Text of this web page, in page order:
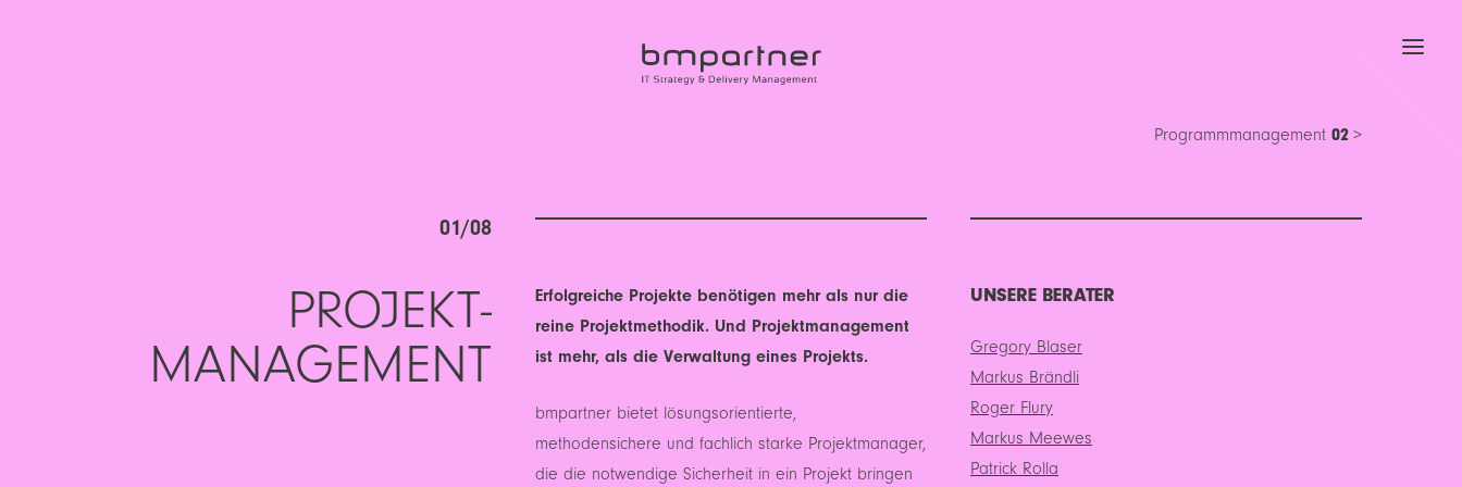
01/08
PROJEKT­
MANAGE­MENT
02
Programm­manage­ment
Erfolgreiche Projekte benötigen mehr als nur die
reine Projektmethodik. Und Projektmanagement
ist mehr, als die Verwaltung eines Projekts.
bmpartner bietet lösungsorientierte,
methodensichere und fachlich starke Projektmanager,
die die notwendige Sicherheit in ein Projekt bringen
UNSERE BERATER
Gregory Blaser
Markus Brändli
Roger Flury
Markus Meewes
Patrick Rolla